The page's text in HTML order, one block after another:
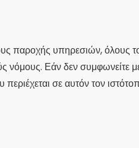
υπηρεσιών, όλους
νόμους. Εάν δεν συμφωνείτε
σε αυτόν τον